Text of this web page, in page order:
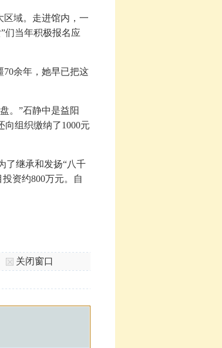
域。走进馆内，一
们当年积极报名应
余年，她早已把这
。”石静中是益阳
向组织缴纳了1000元
了继承和发扬“八千
资约800万元。自
关闭窗口